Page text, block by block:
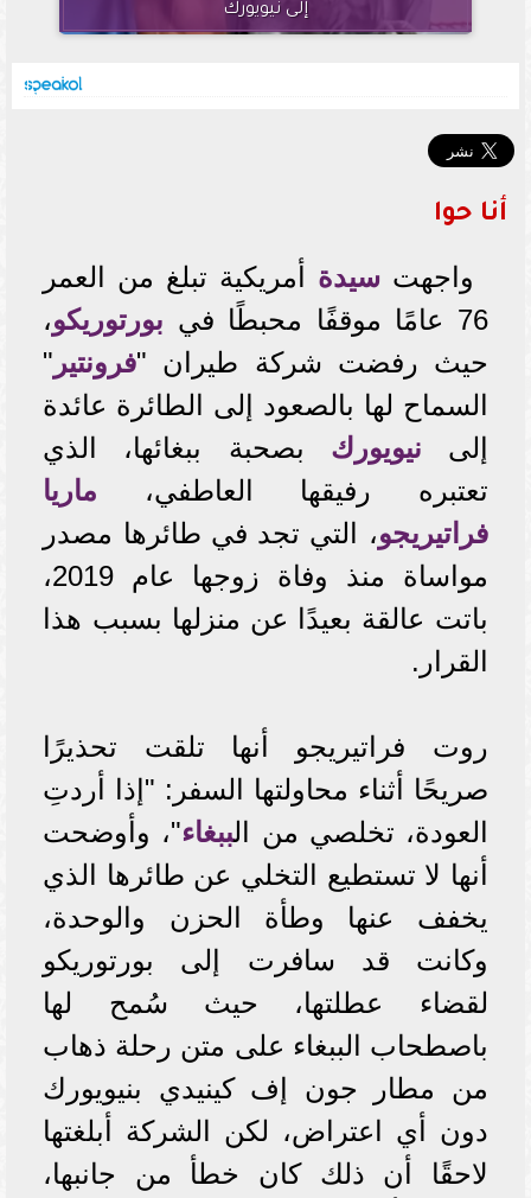
إلى نيويورك
أنا حوا
واجهتسيدة أمريكية تبلغ من العمر
76 عامًا موقفًا محبطًا في
بورتوريكو،
حيث رفضت شركة طيران "فرونتير "
السماح لها بالصعود إلى الطائرة عائدة
إلى نيويورك بصحبة ببغائها، الذي
تعتبره رفيقها العاطفي، ماريا
فراتيريجو، التي تجد في طائرها مصدر
مواساة منذ وفاة زوجها عام 2019،
باتت عالقة بعيدًا عن منزلها بسبب هذا
القرار.
روت فراتيريجو أنها تلقت تحذيرًا
صريحًا أثناء محاولتها السفر: "إذا أردتِ
العودة، تخلصي من الببغاء"، وأوضحت
أنها لا تستطيع التخلي عن طائرها الذي
يخفف عنها وطأة الحزن والوحدة،
وكانت قد سافرت إلى بورتوريكو
لقضاء عطلتها، حيث سُمح لها
باصطحاب الببغاء على متن رحلة ذهاب
من مطار جون إف كينيدي بنيويورك
دون أي اعتراض، لكن الشركة أبلغتها
لاحقًا أن ذلك كان خطأ من جانبها،